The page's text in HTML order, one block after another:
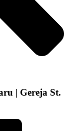
| Gereja St.